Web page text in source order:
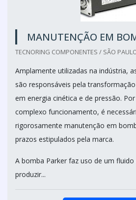
MANUTENÇÃO EM
TECNORING COMPONENTES / SÃO
Amplamente utilizadas na indústria,
são responsáveis pela
em energia cinética e de pressão.
complexo funcionamento, é
rigorosamente manutenção em
prazos estipulados pela marca.
A bomba Parker faz uso de um
produzir...